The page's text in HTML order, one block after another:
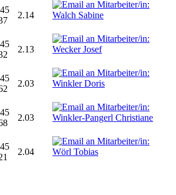
2.14
2.13
2.03
2.03
2.04